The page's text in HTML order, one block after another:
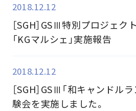
2018.12.12
［SGH］GSⅢ特別プロジェク
「KGマルシェ」実施報告
2018.12.12
［SGH］GSⅢ「和キャンドル
験会を実施しました。